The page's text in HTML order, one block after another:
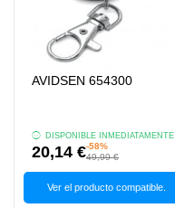
AVIDSEN 654300
DISPONIBLE INMEDIATAMENTE
20,14 €-58%
49,99 €
Ver el producto compatible.